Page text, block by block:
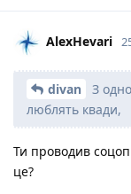
AlexHevari
divan
З
люблять квади,
Ти проводив
це?